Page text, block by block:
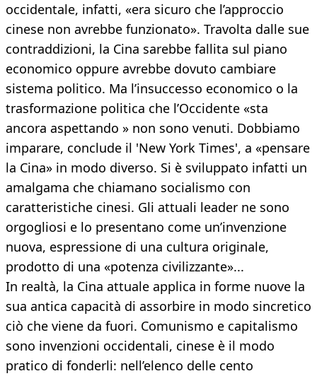
occidentale, infatti, «era sicuro che l’approccio
cinese non avrebbe funzionato». Travolta dalle sue
contraddizioni, la Cina sarebbe fallita sul piano
economico oppure avrebbe dovuto cambiare
sistema politico. Ma l’insuccesso economico o la
trasformazione politica che l’Occidente «sta
ancora aspettando » non sono venuti. Dobbiamo
imparare, conclude il 'New York Times', a «pensare
la Cina» in modo diverso. Si è sviluppato infatti un
amalgama che chiamano socialismo con
caratteristiche cinesi. Gli attuali leader ne sono
orgogliosi e lo presentano come un’invenzione
nuova, espressione di una cultura originale,
prodotto di una «potenza civilizzante»...
In realtà, la Cina attuale applica in forme nuove la
sua antica capacità di assorbire in modo sincretico
ciò che viene da fuori. Comunismo e capitalismo
sono invenzioni occidentali, cinese è il modo
pratico di fonderli: nell’elenco delle cento